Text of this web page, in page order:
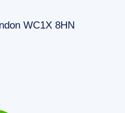
WC1X 8HN